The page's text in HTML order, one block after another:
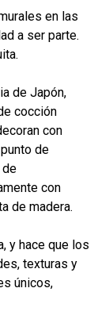
en las
a ser parte.
de Japón,
cocción
con
de
de
con
de madera.
y hace que los
texturas y
únicos,